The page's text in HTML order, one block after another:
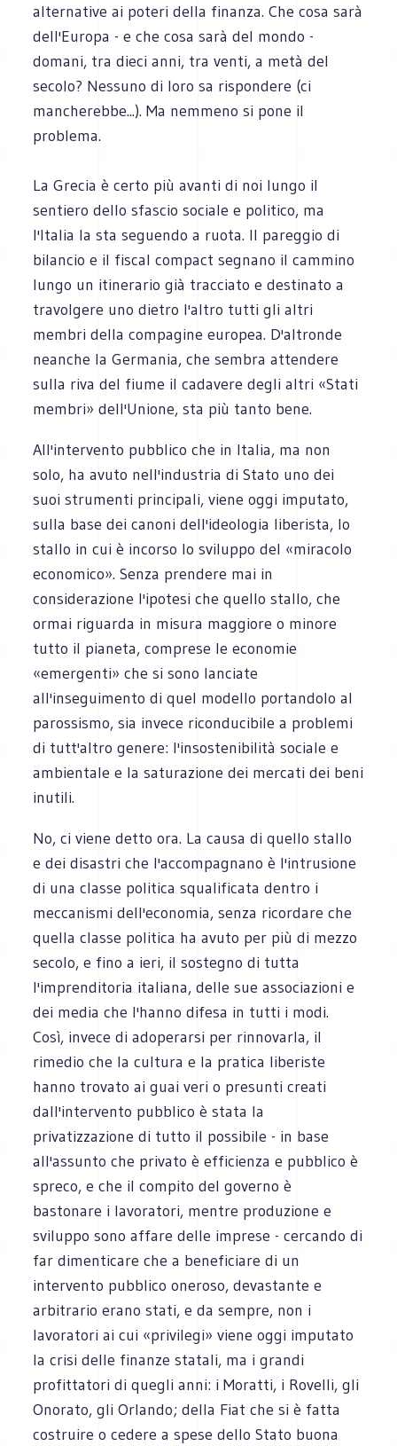
alternative ai poteri della finanza. Che cosa sarà
dell'Europa - e che cosa sarà del mondo -
domani, tra dieci anni, tra venti, a metà del
secolo? Nessuno di loro sa rispondere (ci
mancherebbe...). Ma nemmeno si pone il
problema.
La Grecia è certo più avanti di noi lungo il
sentiero dello sfascio sociale e politico, ma
l'Italia la sta seguendo a ruota. Il pareggio di
bilancio e il fiscal compact segnano il cammino
lungo un itinerario già tracciato e destinato a
travolgere uno dietro l'altro tutti gli altri
membri della compagine europea. D'altronde
neanche la Germania, che sembra attendere
sulla riva del fiume il cadavere degli altri «Stati
membri» dell'Unione, sta più tanto bene.
All'intervento pubblico che in Italia, ma non
solo, ha avuto nell'industria di Stato uno dei
suoi strumenti principali, viene oggi imputato,
sulla base dei canoni dell'ideologia liberista, lo
stallo in cui è incorso lo sviluppo del «miracolo
economico». Senza prendere mai in
considerazione l'ipotesi che quello stallo, che
ormai riguarda in misura maggiore o minore
tutto il pianeta, comprese le economie
«emergenti» che si sono lanciate
all'inseguimento di quel modello portandolo al
parossismo, sia invece riconducibile a problemi
di tutt'altro genere: l'insostenibilità sociale e
ambientale e la saturazione dei mercati dei beni
inutili.
No, ci viene detto ora. La causa di quello stallo
e dei disastri che l'accompagnano è l'intrusione
di una classe politica squalificata dentro i
meccanismi dell'economia, senza ricordare che
quella classe politica ha avuto per più di mezzo
secolo, e fino a ieri, il sostegno di tutta
l'imprenditoria italiana, delle sue associazioni e
dei media che l'hanno difesa in tutti i modi.
Così, invece di adoperarsi per rinnovarla, il
rimedio che la cultura e la pratica liberiste
hanno trovato ai guai veri o presunti creati
dall'intervento pubblico è stata la
privatizzazione di tutto il possibile - in base
all'assunto che privato è efficienza e pubblico è
spreco, e che il compito del governo è
bastonare i lavoratori, mentre produzione e
sviluppo sono affare delle imprese - cercando di
far dimenticare che a beneficiare di un
intervento pubblico oneroso, devastante e
arbitrario erano stati, e da sempre, non i
lavoratori ai cui «privilegi» viene oggi imputato
la crisi delle finanze statali, ma i grandi
profittatori di quegli anni: i Moratti, i Rovelli, gli
Onorato, gli Orlando; della Fiat che si è fatta
costruire o cedere a spese dello Stato buona